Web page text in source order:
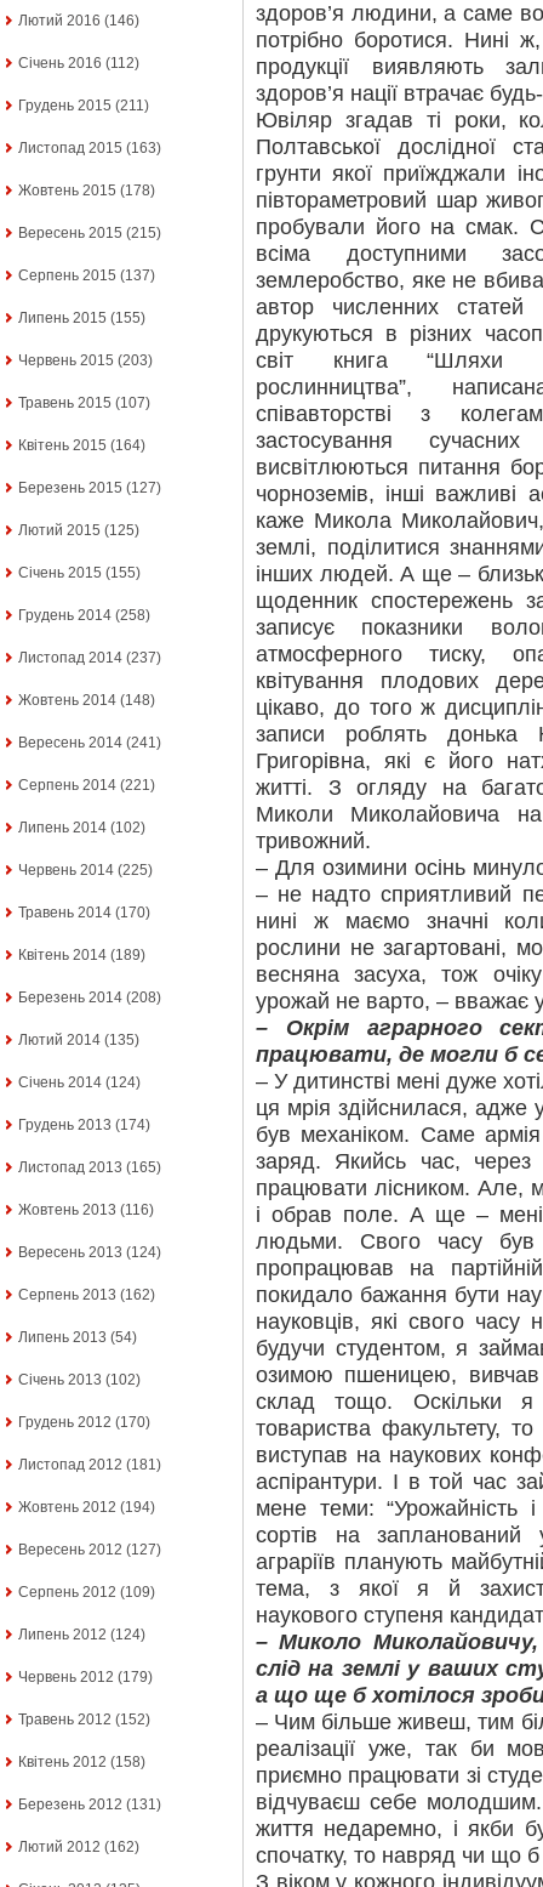
Лютий 2016 (146)
Січень 2016 (112)
Грудень 2015 (211)
Листопад 2015 (163)
Жовтень 2015 (178)
Вересень 2015 (215)
Серпень 2015 (137)
Липень 2015 (155)
Червень 2015 (203)
Травень 2015 (107)
Квітень 2015 (164)
Березень 2015 (127)
Лютий 2015 (125)
Січень 2015 (155)
Грудень 2014 (258)
Листопад 2014 (237)
Жовтень 2014 (148)
Вересень 2014 (241)
Серпень 2014 (221)
Липень 2014 (102)
Червень 2014 (225)
Травень 2014 (170)
Квітень 2014 (189)
Березень 2014 (208)
Лютий 2014 (135)
Січень 2014 (124)
Грудень 2013 (174)
Листопад 2013 (165)
Жовтень 2013 (116)
Вересень 2013 (124)
Серпень 2013 (162)
Липень 2013 (54)
Січень 2013 (102)
Грудень 2012 (170)
Листопад 2012 (181)
Жовтень 2012 (194)
Вересень 2012 (127)
Серпень 2012 (109)
Липень 2012 (124)
Червень 2012 (179)
Травень 2012 (152)
Квітень 2012 (158)
Березень 2012 (131)
Лютий 2012 (162)
здоров’я людини, а саме
потрібно боротися. Нині
продукції виявляють
здоров’я нації втрачає
Ювіляр згадав ті роки,
Полтавської дослідної
грунти якої приїжджали
півтораметровий шар
пробували його на смак.
всіма доступними
землеробство, яке не
автор численних статей
друкуються в різних
світ книга “Шляхи
рослинництва”,
співавторстві з
застосування
висвітлюються питання
чорноземів, інші важливі
каже Микола
землі, поділитися
інших людей. А ще –
щоденник спостережень
записує показники
атмосферного тиску,
квітування плодових
цікаво, до того ж
записи роблять
Григорівна, які є його
житті. З огляду на
Миколи Миколайовича
тривожний.
– Для озимини осінь
– не надто сприятливий
нині ж маємо значні
рослини не загартовані,
весняна засуха, тож
урожай не варто, – вважає
– Окрім аграрного
працювати, де могли б
– У дитинстві мені дуже
ця мрія здійснилася, адже
був механіком. Саме
заряд. Якийсь час,
працювати лісником. Але,
і обрав поле. А ще –
людьми. Свого часу був
пропрацював на
покидало бажання бути
науковців, які свого часу
будучи студентом, я
озимою пшеницею, вивчав
склад тощо. Оскільки я
товариства факультету,
виступав на наукових
аспірантури. І в той час
мене теми: “Урожайність
сортів на запланований
аграріїв планують
тема, з якої я й
наукового ступеня
– Миколо
слід на землі у ваших
а що ще б хотілося
– Чим більше живеш, тим
реалізації уже, так би
приємно працювати зі
відчуваєш себе
життя недаремно, і якби
спочатку, то навряд чи що б
З віком у кожного